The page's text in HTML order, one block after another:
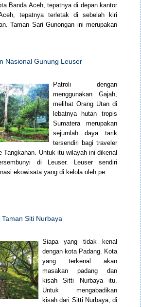
Banda Aceh, tepatnya di depan kantor
tepatnya terletak di sebelah kiri
Taman Sari Gunongan ini merupakan
Nasional Gunung Leuser
Patroli dengan
menggunakan Gajah,
melihat Orang Utan di
lebatnya hutan tropis
Sumatera merupakan
sejumlah daya tarik
tersendiri bagi traveler
Tangkahan. Untuk itu wilayah ini dikenal
di Leuser. Leuser sendiri
ekowisata yang di kelola oleh pe
Taman Siti Nurbaya
Siapa yang tidak kenal
dengan kota Padang. Kota
yang terkenal akan
masakan padang dan
kisah Sitti Nurbaya itu.
Untuk mengabadikan
kisah dari Sitti Nurbaya, di